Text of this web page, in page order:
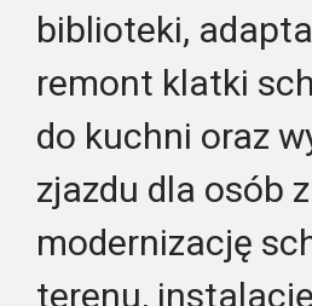
biblioteki,
remont klatki
do kuchni oraz
zjazdu dla osób
modernizację
terenu,